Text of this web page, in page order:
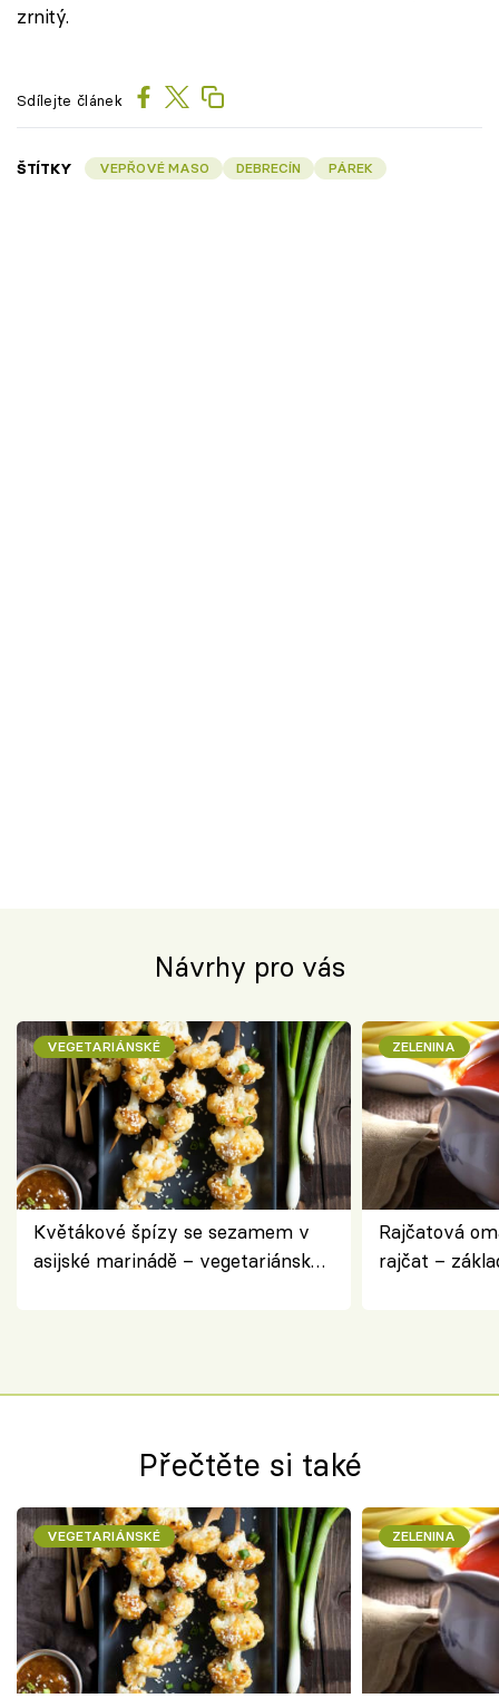
zrnitý.
Sdílejte článek
ŠTÍTKY VEPŘOVÉ MASO DEBRECÍN PÁREK
Návrhy pro vás
VEGETARIÁNSKÉ
Květákové špízy se sezamem v
asijské marinádě – vegetariánská
ZELENINA
Rajčatová
rajčat –
Přečtěte si také
VEGETARIÁNSKÉ ZELENINA